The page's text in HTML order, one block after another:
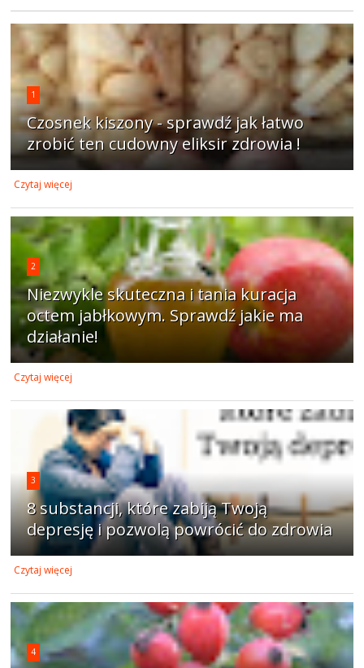
1
Czosnek kiszony - sprawdź jak łatwo
zrobić ten cudowny eliksir zdrowia !
Czytaj więcej
2
Niezwykle skuteczna i tania kuracja
octem jabłkowym. Sprawdź jakie ma
działanie!
Czytaj więcej
3
8 substancji, które zabiją Twoją
depresję i pozwolą powrócić do zdrowia
Czytaj więcej
4